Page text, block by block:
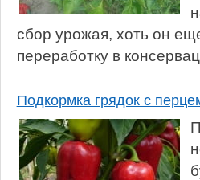
сбор урожая, хоть он
переработку в
Подкормка грядок с